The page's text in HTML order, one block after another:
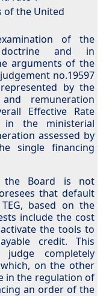
of the United
of the
and in
arguments of the
no.19597
by the
remuneration
Effective Rate
in the ministerial
assessed by
single financing
the Board is not
that default
based on the
include the cost
the tools to
credit. This
completely
on the other
in the regulation of
an order of the